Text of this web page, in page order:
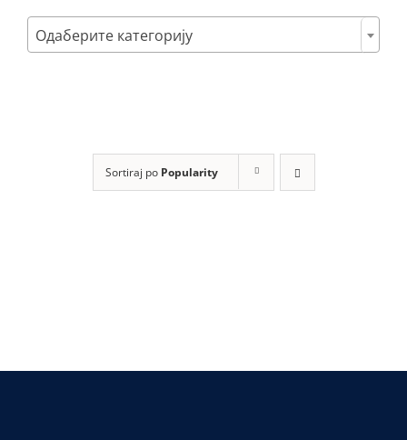
Poklon setovi
Sortiraj po Popularity
Одаберите категорију